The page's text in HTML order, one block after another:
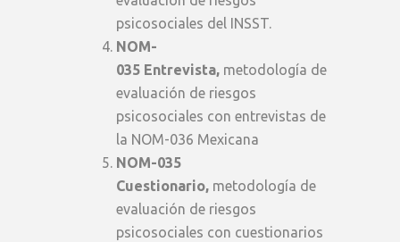
psicosociales del INSST.
NOM-
035 Entrevista, metodología de
evaluación de riesgos
psicosociales con entrevistas de
la NOM-036 Mexicana
NOM-035
Cuestionario, metodología de
evaluación de riesgos
psicosociales con cuestionarios